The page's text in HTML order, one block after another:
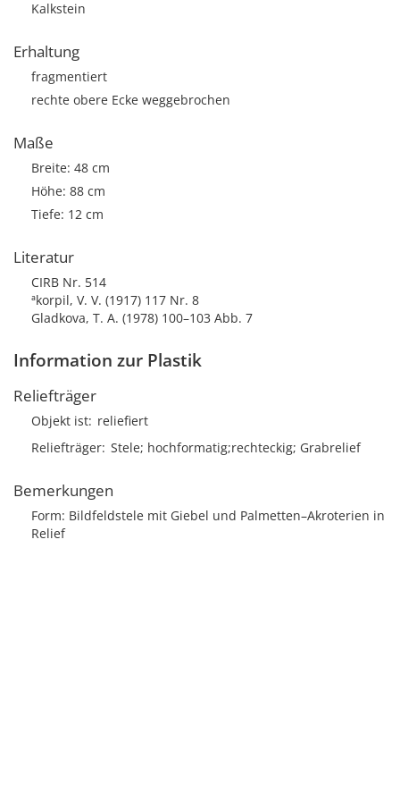
Kalkstein
Erhaltung
fragmentiert
rechte obere Ecke weggebrochen
Maße
Breite: 48 cm
Höhe: 88 cm
Tiefe: 12 cm
Literatur
CIRB Nr. 514
ªkorpil, V. V. (1917) 117 Nr. 8
Gladkova, T. A. (1978) 100–103 Abb. 7
Information zur Plastik
Reliefträger
Objekt ist reliefiert
Reliefträger Stele; hochformatig;rechteckig; Grabrelief
Bemerkungen
Form: Bildfeldstele mit Giebel und Palmetten–Akroterien in
Relief